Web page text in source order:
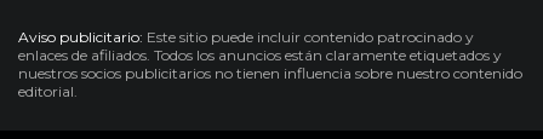
Aviso publicitario: Este sitio puede incluir contenido patrocinado y
enlaces de afiliados. Todos los anuncios están claramente etiquetados y
nuestros socios publicitarios no tienen influencia sobre nuestro contenido
editorial.